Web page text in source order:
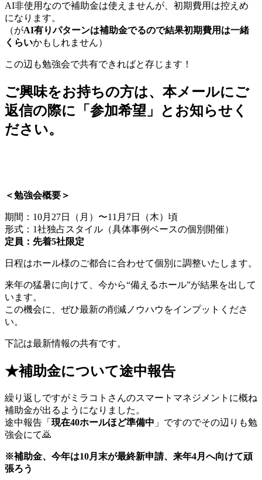
AI非使用なので補助金は使えませんが、初期費用は控えめ
になります。
（がAI有りパターンは補助金でるので結果初期費用は一緒
くらいかもしれません）
この辺も勉強会で共有できればと存じます！
ご興味をお持ちの方は、本メールにご
返信の際に「参加希望」とお知らせく
ださい。
＜勉強会概要＞
期間：10月27日（月）〜11月7日（木）頃
形式：1社独占スタイル（具体事例ベースの個別開催）
定員：先着5社限定
日程はホール様のご都合に合わせて個別に調整いたします。
来年の猛暑に向けて、今から“備えるホール”が結果を出して
います。
この機会に、ぜひ最新の削減ノウハウをインプットくださ
い。
下記は最新情報の共有です。
★補助金について途中報告
繰り返しですがミラコトさんのスマートマネジメントに概ね
補助金が出るようになりました。
途中報告「 現在40ホールほど準備中 」ですのでその辺りも勉
強会にて🙇
※補助金、今年は10月末が最終新申請、来年4月へ向けて頑
張ろう